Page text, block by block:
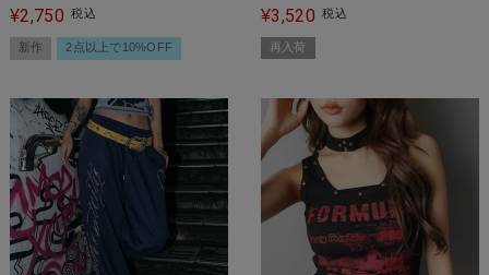
¥2,750 税込
新作 2点以上で10%OFF
サイズ収納可
¥3,520 税込
再入荷